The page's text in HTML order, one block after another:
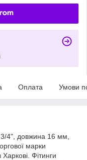
Оплата Умови
3/4", довжина 16 мм,
марки
Фітинги